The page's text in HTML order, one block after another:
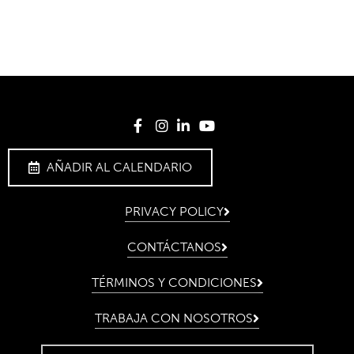
AÑADIR AL CALENDARIO
PRIVACY POLICY
CONTÁCTANOS
TÉRMINOS Y CONDICIONES
TRABAJA CON NOSOTROS